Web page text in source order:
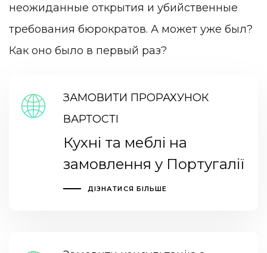
неожиданные открытия и убийственные
требования бюрократов. А может уже был?
Как оно было в первый раз?
ЗАМОВИТИ ПРОРАХУНОК
ВАРТОСТІ
Кухні та меблі на
замовлення у Португалії
ДІЗНАТИСЯ БІЛЬШЕ